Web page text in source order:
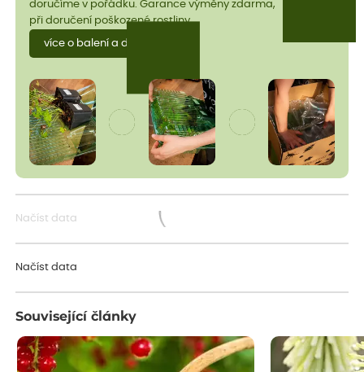
doručíme v pořádku. Garance výměny zdarma,
při doručení poškozené rostliny.
více o balení a dopravě
Načíst data
Načíst data
Související články